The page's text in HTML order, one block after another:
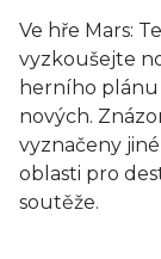
Ve hře Mars:
vyzkoušejte
herního
nových.
vyznačeny
oblasti pro
soutěže.